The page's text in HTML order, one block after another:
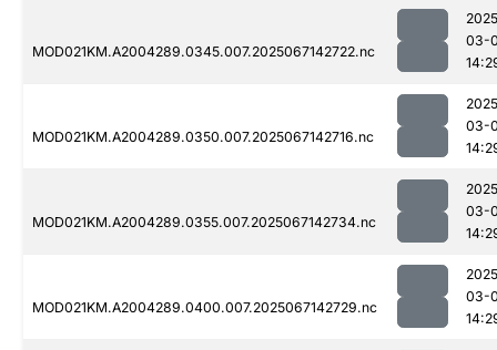
MOD021KM.A2004289.0345.007.2025067142722.nc
03-
MOD021KM.A2004289.0350.007.2025067142716.nc
03-
MOD021KM.A2004289.0355.007.2025067142734.nc
03-
MOD021KM.A2004289.0400.007.2025067142729.nc
03-